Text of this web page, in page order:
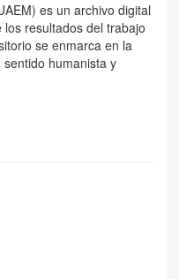
es un archivo digital
resultados del trabajo
se enmarca en la
humanista y